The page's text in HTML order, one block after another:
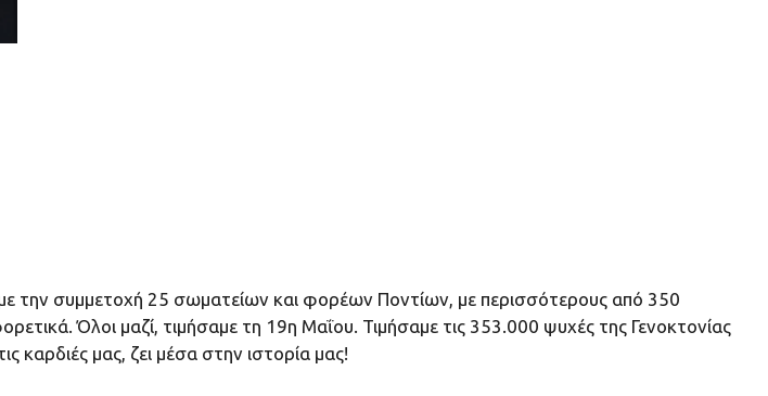
την συμμετοχή 25 σωματείων και φορέων Ποντίων, με περισσότερους από 350
Όλοι μαζί, τιμήσαμε τη 19η Μαΐου. Τιμήσαμε τις 353.000 ψυχές της Γενοκτονίας
καρδιές μας, ζει μέσα στην ιστορία μας!